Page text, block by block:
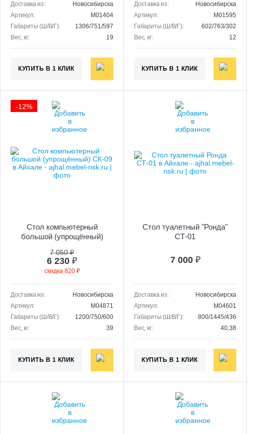
Доставка из:
Новосибирска
Артикул:
M01404
Габариты (Ш/В/Г):
1306/751/597
Вес, кг:
19
КУПИТЬ В 1 КЛИК
Доставка из:
Новосибирска
Артикул:
M01595
Габариты (Ш/В/Г):
602/763/302
Вес, кг:
12
КУПИТЬ В 1 КЛИК
Стол компьютерный
большой (упрощённый)
7 050 ₽
6 230 ₽
скидка 820 ₽
Доставка из:
Новосибирска
Артикул:
M04871
Габариты (Ш/В/Г):
1200/750/600
Вес, кг:
39
КУПИТЬ В 1 КЛИК
-12%
Стол туалетный "Ронда"
СТ-01
7 000 ₽
Доставка из:
Новосибирска
Артикул:
M04601
Габариты (Ш/В/Г):
800/1445/436
Вес, кг:
40,38
КУПИТЬ В 1 КЛИК